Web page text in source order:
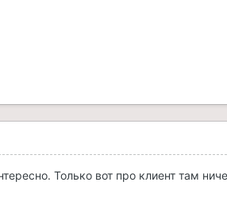
Только вот про клиент там